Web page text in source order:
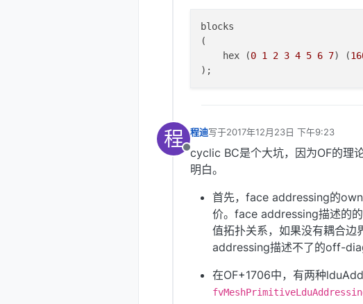
blocks
(
    hex (
0 1 2 3 4 5 6 7) (
程
离线
程迪写于2017年12月23日 下午9:23
最后由 编辑
cyclic BC是个大坑，因为OF的理
明白。
首先，face addressing的
价。face addressing描述的
值拓扑关系，如果没有耦合
addressing描述不了的off-
在OF+1706中，有两种